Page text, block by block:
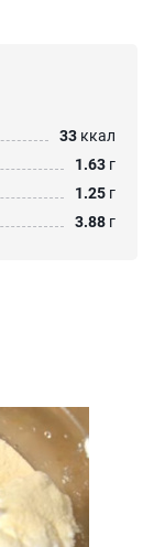
33 ккал
1.63 г
1.25 г
3.88 г